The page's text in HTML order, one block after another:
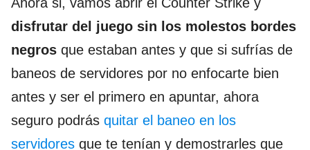
disfrutar del juego sin los molestos bordes
negros que estaban antes y que si sufrías de
baneos de servidores por no enfocarte bien
antes y ser el primero en apuntar, ahora
seguro podrás quitar el baneo en los
servidores que te tenían y demostrarles que